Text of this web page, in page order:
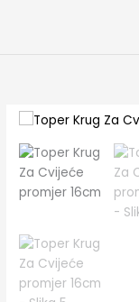
Toper
Krug
Za
Cvijeće
promjer
količina